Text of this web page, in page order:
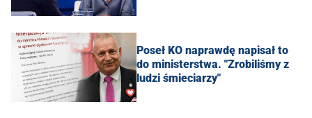
Poseł KO naprawdę napisał to
do ministerstwa. "Zrobiliśmy z
ludzi śmieciarzy"